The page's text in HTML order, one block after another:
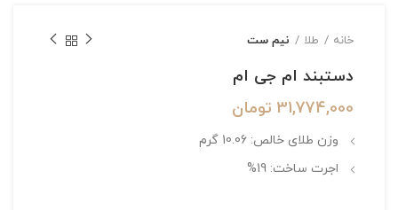
خانه طلا نیم ست
دستبند ام جی ام
31,774,000 تومان
وزن طلای خالص: 10.06 گرم
اجرت ساخت: 19%